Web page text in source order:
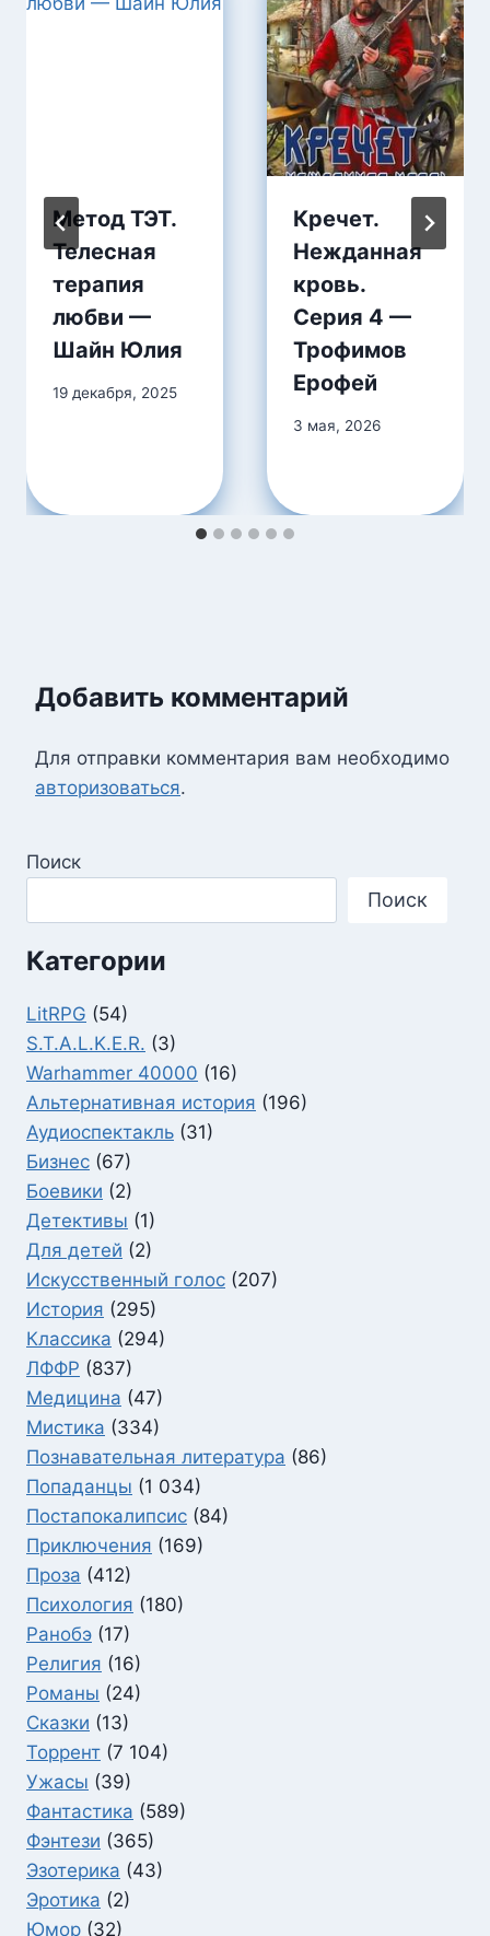
Метод ТЭТ.
Телесная
терапия
любви —
Шайн Юлия
19 декабря, 2025
Кречет.
Нежданная
кровь.
Серия 4 —
Трофимов
Ерофей
3 мая, 2026
Добавить комментарий
Для отправки комментария вам необходимо
авторизоваться.
Поиск
Поиск
Категории
LitRPG (54)
S.T.A.L.K.E.R. (3)
Warhammer 40000 (16)
Альтернативная история (196)
Аудиоспектакль (31)
Бизнес (67)
Боевики (2)
Детективы (1)
Для детей (2)
Искусственный голос (207)
История (295)
Классика (294)
ЛФФР (837)
Медицина (47)
Мистика (334)
Познавательная литература (86)
Попаданцы (1 034)
Постапокалипсис (84)
Приключения (169)
Проза (412)
Психология (180)
Ранобэ (17)
Религия (16)
Романы (24)
Сказки (13)
Торрент (7 104)
Ужасы (39)
Фантастика (589)
Фэнтези (365)
Эзотерика (43)
Эротика (2)
Юмор (32)